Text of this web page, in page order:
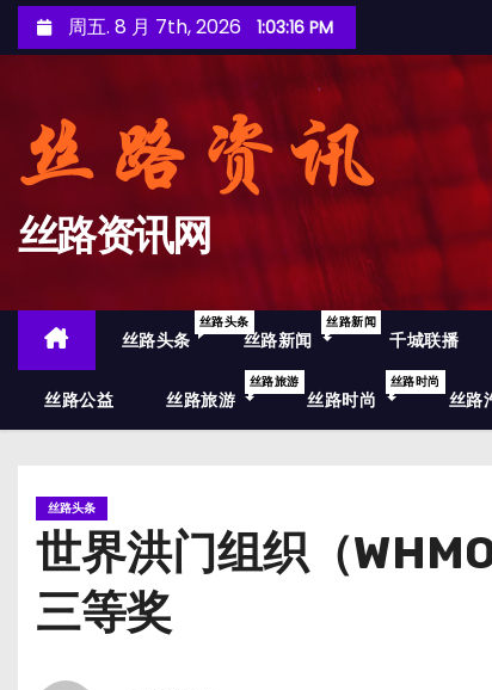
至
周五. 8 月 7th, 2026 1:03:17 PM
丝路资讯网
丝路头条
丝路头条
丝路新闻
丝路新闻
千城联播
丝路公益 丝路旅游
丝路旅游
丝路时尚
丝路时尚
丝路
丝路头条
世界洪门组织（
三等奖